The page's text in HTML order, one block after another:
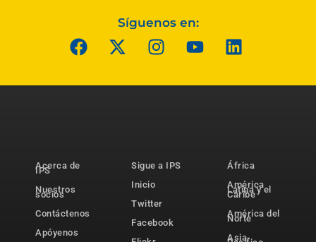
Síguenos en:
Acerca de
IPS
Nuestros
socios
Contáctenos
Apóyenos
Sigue a IPS
Inicio
Twitter
Facebook
África
América
Latina y el
Caribe
América del
Norte
Asia-